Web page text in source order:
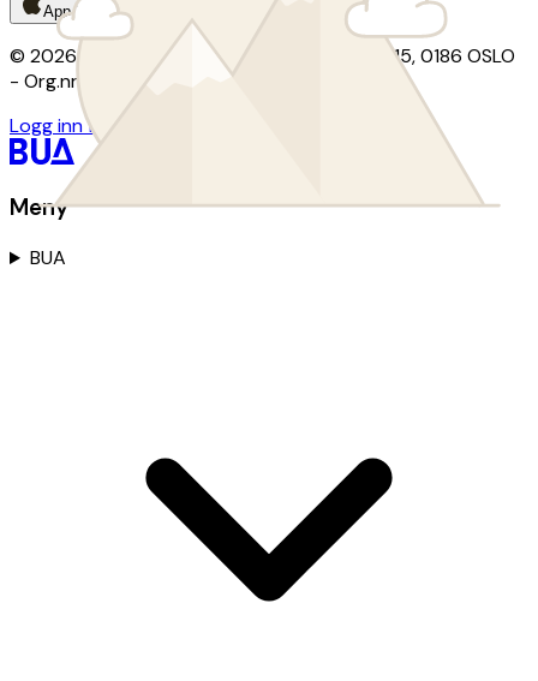
App Store
© 2026 BUA · Kontor: Christian Krohgs gate 15, 0186 OSLO
- Org.nr: 924 290 218
Logg inn for utlånsordninger
Meny
BUA